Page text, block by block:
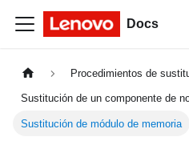
Docs
Procedimientos de
Sustitución de un componente de
Sustitución de módulo de memoria